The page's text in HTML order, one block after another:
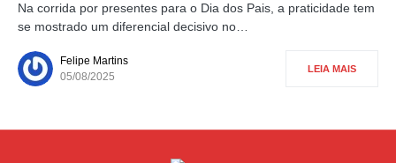
Na corrida por presentes para o Dia dos Pais, a praticidade tem
se mostrado um diferencial decisivo no…
Felipe Martins
05/08/2025
LEIA MAIS